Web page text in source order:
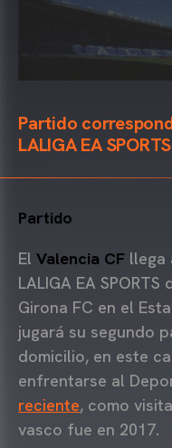
Partido
LALIGA EA
Partido
El Valencia CF llega
LALIGA EA
Girona FC en el
jugará su segundo
domicilio, en este
enfrentarse al
reciente, como
vasco fue en 2017.